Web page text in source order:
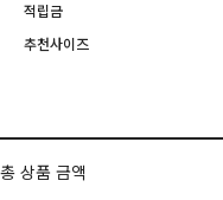
적립금
추천사이즈
총 상품 금액